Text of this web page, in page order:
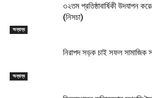
অন্যান্য
৩২তম প্রতিষ্ঠাবার্ষিকী উদযাপন
(নিসচা)
অন্যান্য
নিরাপদ সড়ক চাই সফল সামাজিক